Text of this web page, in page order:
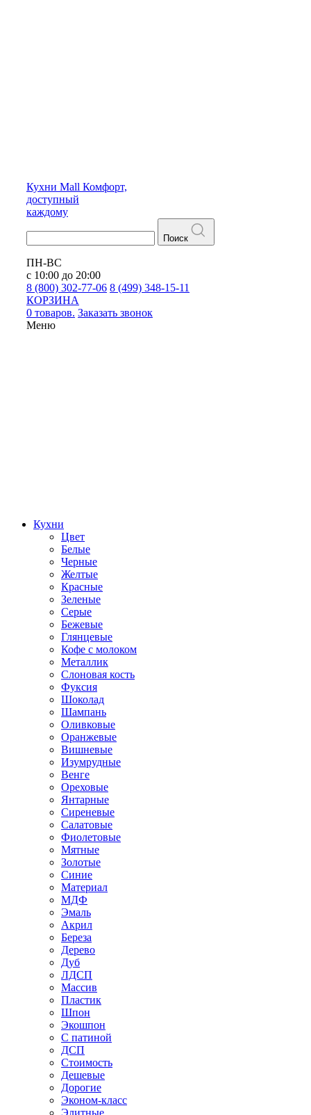
Кухни Mall Комфорт,
доступный
каждому
Поиск
ПН-ВС
с 10:00 до 20:00
8 (800) 302-77-06 8 (499) 348-15-11
КОРЗИНА
0 товаров. Заказать звонок
Меню
Кухни
Цвет
Белые
Черные
Желтые
Красные
Зеленые
Серые
Бежевые
Глянцевые
Кофе с молоком
Металлик
Слоновая кость
Фуксия
Шоколад
Шампань
Оливковые
Оранжевые
Вишневые
Изумрудные
Венге
Ореховые
Янтарные
Сиреневые
Салатовые
Фиолетовые
Мятные
Золотые
Синие
Материал
МДФ
Эмаль
Акрил
Береза
Дерево
Дуб
ЛДСП
Массив
Пластик
Шпон
Экошпон
С патиной
ДСП
Стоимость
Дешевые
Дорогие
Эконом-класс
Элитные